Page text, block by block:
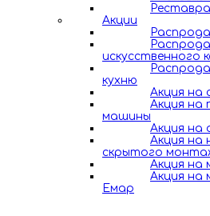
Акции
искусственного
кухню
Акция на
Акция на
машины
Акция на
Акция на
скрытого
Акция на
Акция на
Емар